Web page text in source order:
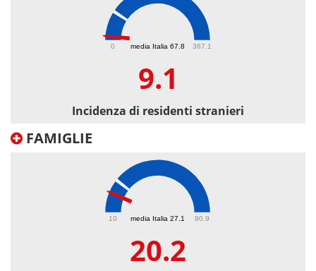
media Italia 67.8
0 367.1
9.1
Incidenza di residenti stranieri
FAMIGLIE
media Italia 27.1
10 90.9
20.2